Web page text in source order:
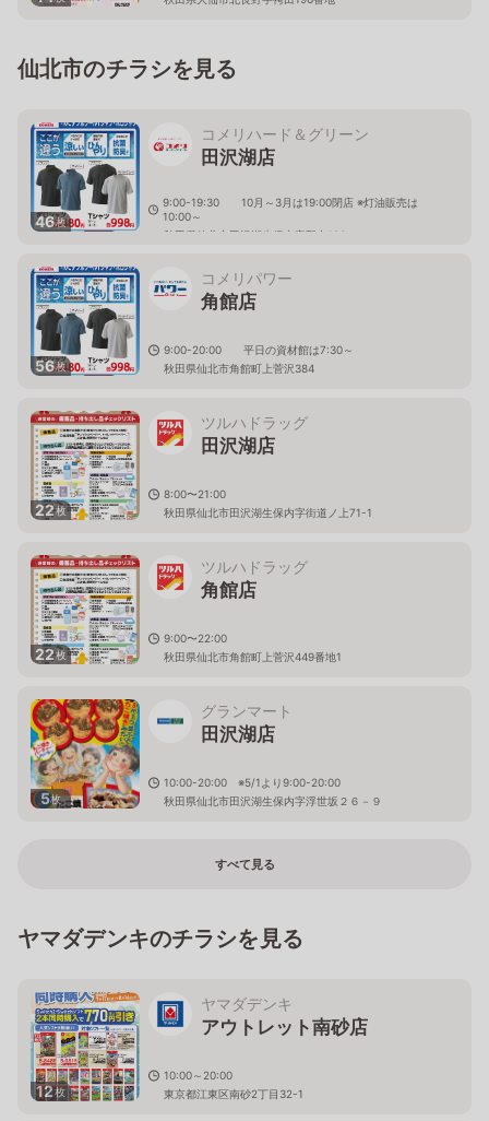
仙北市のチラシを見る
46枚
コメリハード＆グリーン
田沢湖店
9:00-19:30 10月～3月は19:00閉店 ※灯油販売は
10:00～
秋田県仙北市田沢湖生保内字野中126
56枚
コメリパワー
角館店
9:00-20:00 平日の資材館は7:30～
秋田県仙北市角館町上菅沢384
22枚
ツルハドラッグ
田沢湖店
8:00〜21:00
秋田県仙北市田沢湖生保内字街道ノ上71-1
22枚
ツルハドラッグ
角館店
9:00〜22:00
秋田県仙北市角館町上菅沢449番地1
5枚
グランマート
田沢湖店
10:00-20:00 ※5/1より9:00-20:00
秋田県仙北市田沢湖生保内字浮世坂２６－９
すべて見る
ヤマダデンキのチラシを見る
12枚
ヤマダデンキ
アウトレット南砂店
10:00～20:00
東京都江東区南砂2丁目32-1